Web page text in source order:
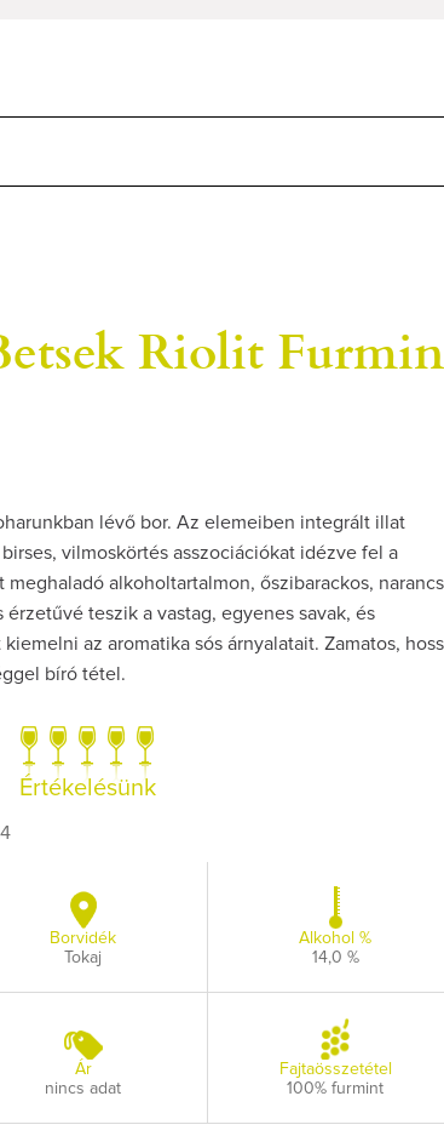
Riolit
lévő bor. Az elemeiben integrált illat
vilmoskörtés asszociációkat idézve fel a
alkoholtartalmon, őszibarackos,
teszik a vastag, egyenes savak, és
az aromatika sós árnyalatait. Zamatos,
bíró tétel.
Értékelésünk
Borvidék
Tokaj
Alkohol %
14,0 %
Ár
nincs adat
Fajtaösszetétel
100% furmint